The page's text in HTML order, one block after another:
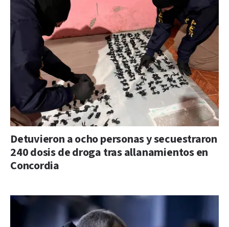
Detuvieron a ocho personas y secuestraron
240 dosis de droga tras allanamientos en
Concordia